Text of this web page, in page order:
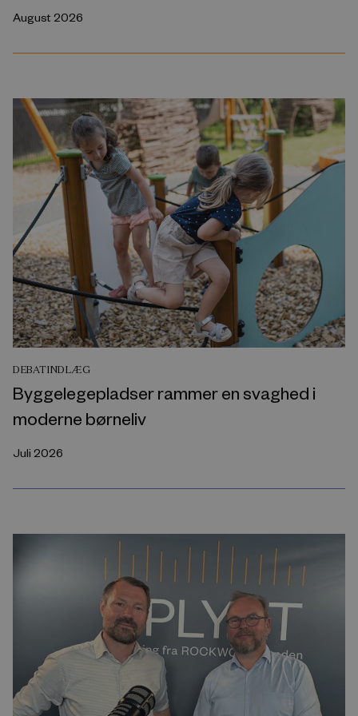
August 2026
DEBATINDLÆG
Byggelegepladser rammer en svaghed i
moderne børneliv
Juli 2026